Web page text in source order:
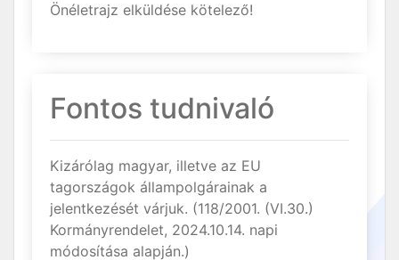
Önéletrajz elküldése kötelező!
Fontos tudnivaló
Kizárólag magyar, illetve az EU
tagországok állampolgárainak a
jelentkezését várjuk. (118/2001. (VI.30.)
Kormányrendelet, 2024.10.14. napi
módosítása alapján.)